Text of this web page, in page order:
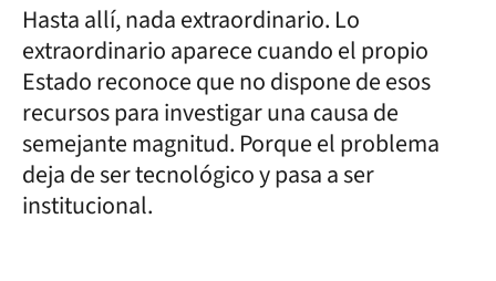
Hasta allí, nada extraordinario. Lo
extraordinario aparece cuando el propio
Estado reconoce que no dispone de esos
recursos para investigar una causa de
semejante magnitud. Porque el problema
deja de ser tecnológico y pasa a ser
institucional.